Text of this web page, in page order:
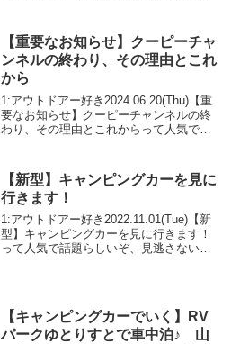
2020.10.14(Wed)この動画は注目です！
3...
【重要なお知らせ】クーピーチャ
ンネルの終わり、その理由とこれ
から
1:アウトドアー好き2024.06.20(Thu)【重
要なお知らせ】クーピーチャンネルの終
わり、その理由とこれからって人気で話
目です！3:アウトドアー...
【新型】キャンピングカーを見に
行きます！
1:アウトドアー好き2022.11.01(Tue)【新
型】キャンピングカーを見に行きます！
って人気で話題らしいぞ、見逃さない
【キャンピングカーでいく】RV
パークゆとりすとで車中泊♪ 山